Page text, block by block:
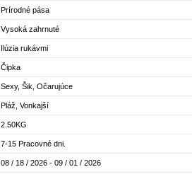
Prírodné pása
Vysoká zahrnuté
Ilúzia rukávmi
Čipka
Sexy, Šik, Očarujúce
Pláž, Vonkajší
2.50KG
7-15 Pracovné dni.
08 / 18 / 2026 - 09 / 01 / 2026